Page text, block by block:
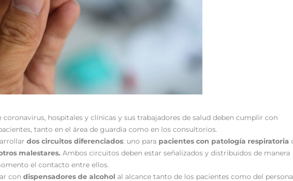
hospitales y clínicas y sus trabajadores de salud deben cumplir con
tanto en el área de guardia como en los consultorios.
dos circuitos diferenciados: uno para pacientes con patología respiratoria
malestares. Ambos circuitos deben estar señalizados y distribuidos de manera
el contacto entre ellos.
con dispensadores de alcohol al alcance tanto de los pacientes como del